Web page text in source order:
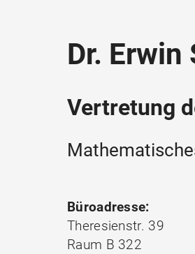
Dr.
Vertretung
Büroadresse:
Theresienstr. 39
Raum B 322